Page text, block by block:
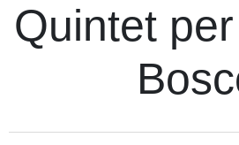
Quintet